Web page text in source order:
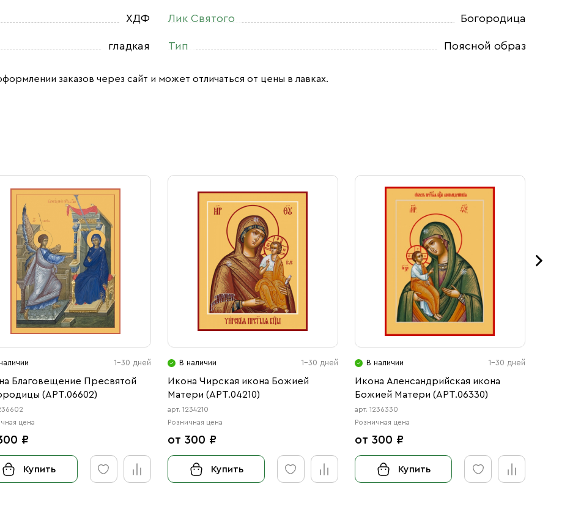
ХДФ
гладкая
Лик Святого Богородица
Тип Поясной образ
заказов через сайт и может отличаться от цены в лавках.
1-30 дней
Благовещение Пресвятой
(АРТ.06602)
цена
₽
Купить
В наличии 1-30 дней
Икона Чирская икона Божией
Матери (АРТ.04210)
арт. 1234210
Розничная цена
от 300 ₽
Купить
В наличии 1-30 дней
Икона Аленсандрийская икона
Божией Матери (АРТ.06330)
арт. 1236330
Розничная цена
от 300 ₽
Купить